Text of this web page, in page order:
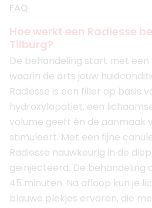
FAQ
Hoe werkt een Radiesse
Tilburg?
De behandeling start met een
waarin de arts jouw
Radiesse is een filler op basis
hydroxylapatiet, een
volume geeft én de aanmaak
stimuleert. Met een fijne
Radiesse nauwkeurig in de
geïnjecteerd. De behandeling
45 minuten. Na afloop kun je
blauwe plekjes ervaren, die